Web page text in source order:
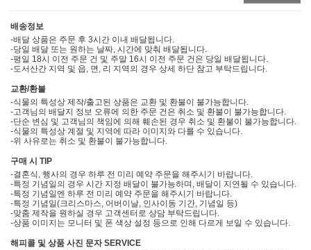
배송정보
-배달 상품은 주문 후 3시간 이내 배달됩니다.
-당일 배달 또는 원하는 날짜, 시간에 맞춰 배달됩니다.
-평일 18시 이전 주문 건 및 주말 16시 이전 주문 건은 당일 배달됩니다.
-도서산간 지역 및 읍, 면, 리 지역의 경우 상세 하단 참고 부탁드립니다.
교환/환불
-식물의 특성상 제작/출고된 상품은 교환 및 환불이 불가능합니다.
-고객님의 배달지 정보 오류에 의한 주문 건은 취소 및 환불이 불가능합니다.
-단순 변심 및 고객님의 책임에 의해 훼손된 경우 취소 및 환불이 불가능합니다.
-식물의 특성상 계절 및 지역에 따라 이미지와 다를 수 있습니다.
-위 사유로는 취소 및 환불이 불가능합니다.
구매 시 TIP
-결혼식, 행사의 경우 하루 전 미리 예약 주문을 해주시기 바랍니다.
-특정 기념일의 경우 시간 지정 배달이 불가능하며, 배달이 지연될 수 있습니다.
-특정 기념일엔 하루 전 미리 예약 주문을 해주시기 바랍니다.
-특정 기념일(크리스마스, 어버이날, 인사이동 기간, 기념일 등)
-맞춤 제작을 원하실 경우 고객센터로 상담 부탁드립니다.
-상품 이미지는 모니터 및 폰 색상 설정 등으로 인해 다르게 보일 수 있습니다.
해피콜 및 상품 사진 문자 SERVICE